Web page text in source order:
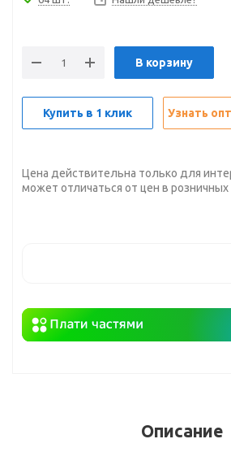
В корзину
Купить в 1 клик Узнать
Цена действительна только для
может отличаться от цен в розничных
Описание